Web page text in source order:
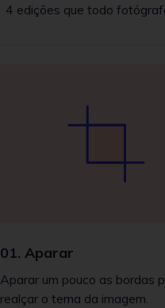
4 edições que todo
01. Aparar
Aparar um pouco as bordas
realçar o tema da imagem.